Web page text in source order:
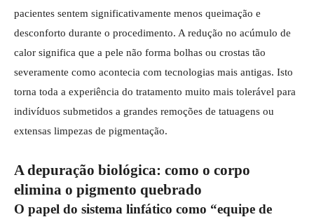
pacientes sentem significativamente menos queimação e
desconforto durante o procedimento. A redução no acúmulo de
calor significa que a pele não forma bolhas ou crostas tão
severamente como acontecia com tecnologias mais antigas. Isto
torna toda a experiência do tratamento muito mais tolerável para
indivíduos submetidos a grandes remoções de tatuagens ou
extensas limpezas de pigmentação.
A depuração biológica: como o corpo
elimina o pigmento quebrado
O papel do sistema linfático como “equipe de